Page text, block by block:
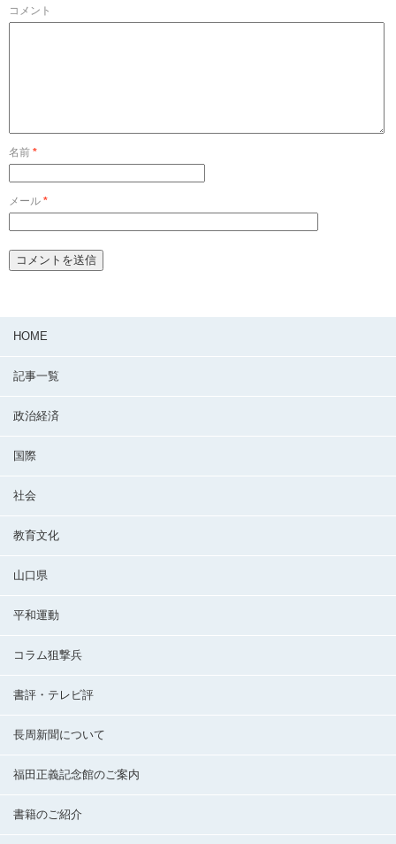
コメント
名前 *
メール *
HOME
記事一覧
政治経済
国際
社会
教育文化
山口県
平和運動
コラム狙撃兵
書評・テレビ評
長周新聞について
福田正義記念館のご案内
書籍のご紹介